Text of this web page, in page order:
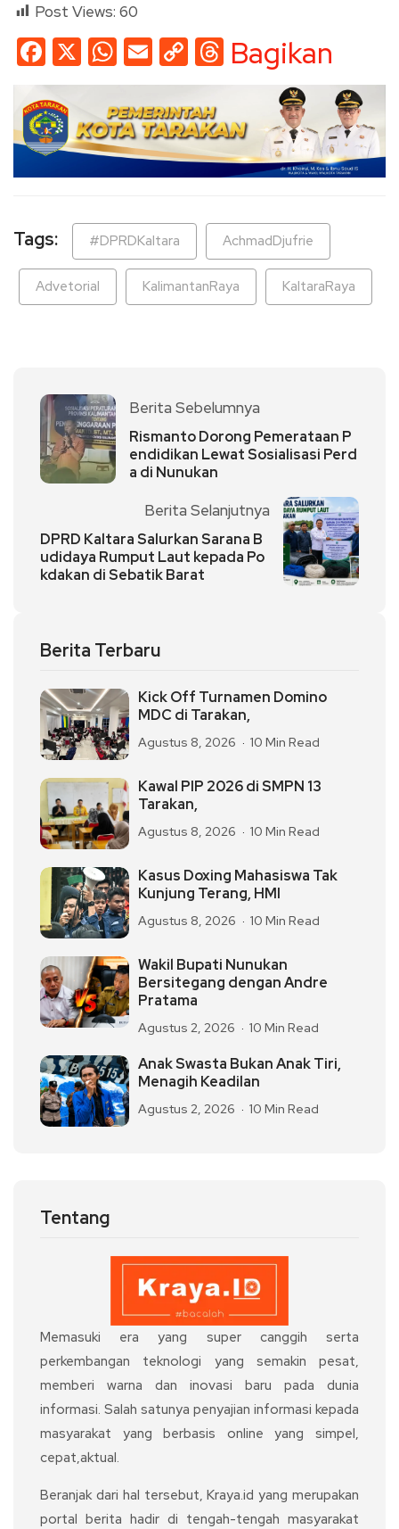
Post Views: 60
Facebook
X WhatsApp
EmailCopy
Link
Threads
Bagikan
Tags: #DPRDKaltara AchmadDjufrie
Advetorial KalimantanRaya KaltaraRaya
Berita Sebelumnya
Rismanto Dorong Pemerataan P
endidikan Lewat Sosialisasi Perd
a di Nunukan
Berita Selanjutnya
DPRD Kaltara Salurkan Sarana B
udidaya Rumput Laut kepada Po
kdakan di Sebatik Barat
Berita Terbaru
Kick Off Turnamen Domino
MDC di Tarakan,
Agustus 8, 2026 10 Min Read
Kawal PIP 2026 di SMPN 13
Tarakan,
Agustus 8, 2026 10 Min Read
Kasus Doxing Mahasiswa Tak
Kunjung Terang, HMI
Agustus 8, 2026 10 Min Read
Wakil Bupati Nunukan
Bersitegang dengan Andre
Pratama
Agustus 2, 2026 10 Min Read
Anak Swasta Bukan Anak Tiri,
Menagih Keadilan
Agustus 2, 2026 10 Min Read
Tentang
Memasuki era yang super canggih serta
perkembangan teknologi yang semakin pesat,
memberi warna dan inovasi baru pada dunia
informasi. Salah satunya penyajian informasi kepada
masyarakat yang berbasis online yang simpel,
cepat,aktual.
Beranjak dari hal tersebut, Kraya.id yang merupakan
portal berita hadir di tengah-tengah masyarakat